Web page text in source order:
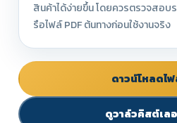
สินค้าได้ง่ายขึ้น โดยควรตรวจสอบ
รือไฟล์ PDF ต้นทางก่อนใช้งานจริง
ดาวน์โหลดไฟ
ดูวาล์วคิสต์เล